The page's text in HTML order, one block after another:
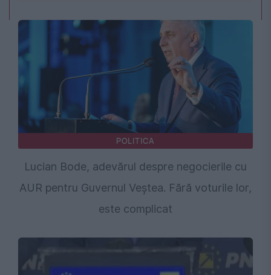
POLITICA
Lucian Bode, adevărul despre negocierile cu
AUR pentru Guvernul Veștea. Fără voturile lor,
este complicat